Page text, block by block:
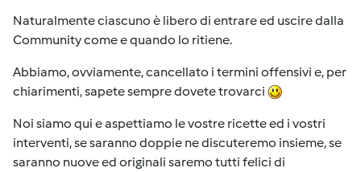
Naturalmente ciascuno è libero di entrare ed uscire dalla
Community come e quando lo ritiene.
Abbiamo, ovviamente, cancellato i termini offensivi e, per
chiarimenti, sapete sempre dovete trovarci
Noi siamo qui e aspettiamo le vostre ricette ed i vostri
interventi, se saranno doppie ne discuteremo insieme, se
saranno nuove ed originali saremo tutti felici di